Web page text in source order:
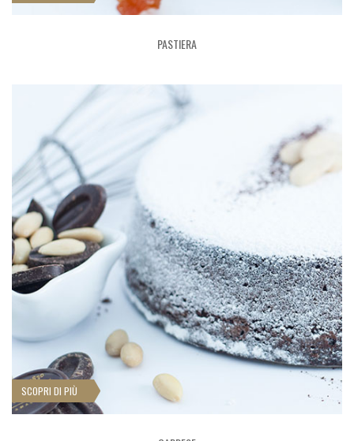
PASTIERA
SCOPRI DI PIÙ